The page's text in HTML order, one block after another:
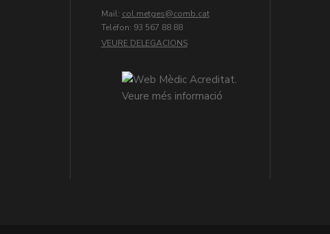
Mail: col.metges
Teléfon: 93 567 88 88
VEURE DELEGACIONS